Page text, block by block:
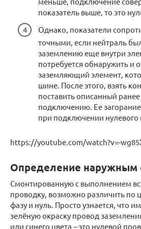
показатель выше, то это
Однако, показатели
точными, если нейтраль
заземлению еще внутри
потребуется обнаружить и
заземляющий элемент,
шине. После этого, взять
поставить описанный
подключению. Ее
при подключении нулевого
https://youtube.com/watch?v=-
Определение наружным
Смонтированную с выполнением
проводку, возможно различить по
фазу и нуль. Просто узнается, что
зелёную окраску провод
или синего цвета – это нулевой